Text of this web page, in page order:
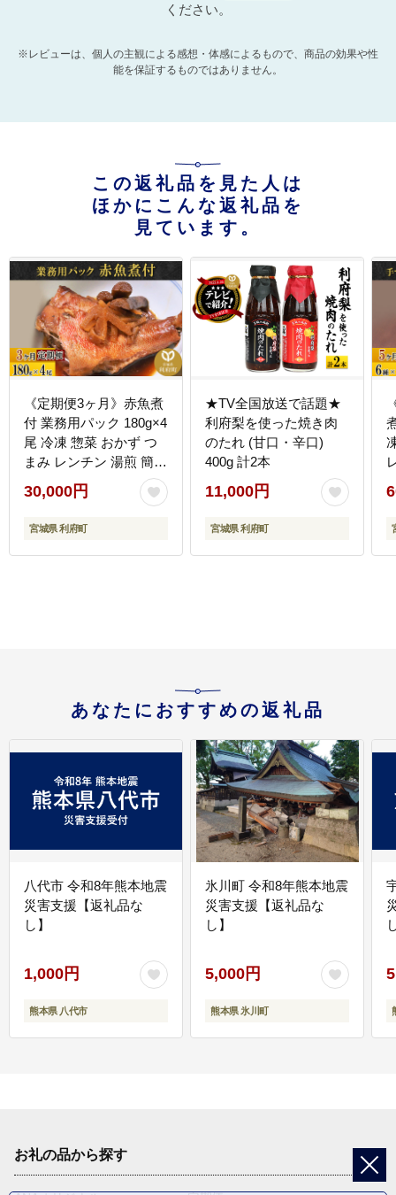
ください。
※レビューは、個人の主観による感想・体感によるもので、商品の効果や性
能を保証するものではありません。
この返礼品を見た人は
ほかにこんな返礼品を
見ています。
《定期便3ヶ月》赤魚煮
付 業務用パック 180g×4
尾 冷凍 惣菜 おかず つ
まみ レンチン 湯煎 簡単
煮物 煮付 煮魚 [煮魚 し
ょうが煮 生姜煮 赤魚 ア
カウオ 冷凍 惣菜 おかず
単 煮物 煮付]
30,000円
宮城県 利府町
★TV全国放送で話題★
利府梨を使った焼き肉
のたれ (甘口・辛口)
400g 計2本
11,000円
宮城県 利府町
あなたにおすすめの返礼品
八代市 令和8年熊本地震
災害支援【返礼品な
し】
1,000円
熊本県 八代市
氷川町 令和8年熊本地震
災害支援【返礼品な
し】
5,000円
熊本県 氷川町
お礼の品から探す